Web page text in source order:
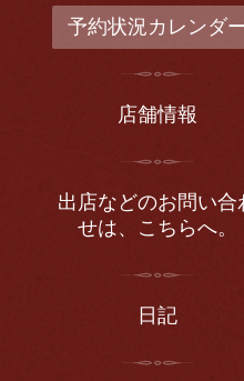
予約状況カレンダ
店舗情報
出店などのお問い合
せは、こちらへ。
日記